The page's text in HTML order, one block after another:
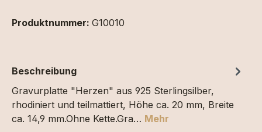
Produktnummer: G10010
Beschreibung
Gravurplatte "Herzen" aus 925 Sterlingsilber,
rhodiniert und teilmattiert, Höhe ca. 20 mm, Breite
ca. 14,9 mm.Ohne Kette.Gra… Mehr